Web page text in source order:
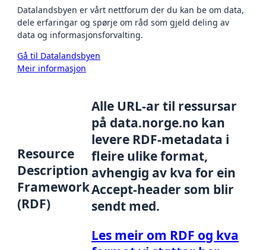
Datalandsbyen er vårt nettforum der du kan be om data,
dele erfaringar og spørje om råd som gjeld deling av
data og informasjonsforvalting.
Gå til Datalandsbyen
Meir informasjon
Resource
Description
Framework
(RDF)
Alle URL-ar til ressursar
på data.norge.no kan
levere RDF-metadata i
fleire ulike format,
avhengig av kva for ein
Accept-header som blir
sendt med.
Les meir om RDF og kva